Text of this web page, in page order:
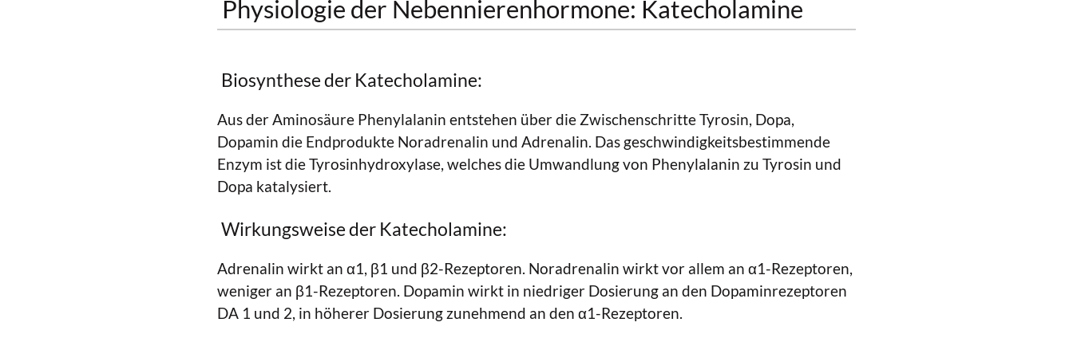
Physiologie der Nebennierenhormone: Katecholamine
Biosynthese der Katecholamine:
Aus der Aminosäure Phenylalanin entstehen über die Zwischenschritte Tyrosin, Dopa,
Dopamin die Endprodukte Noradrenalin und Adrenalin. Das geschwindigkeitsbestimmende
Enzym ist die Tyrosinhydroxylase, welches die Umwandlung von Phenylalanin zu Tyrosin und
Dopa katalysiert.
Wirkungsweise der Katecholamine:
Adrenalin wirkt an α1, β1 und β2-Rezeptoren. Noradrenalin wirkt vor allem an α1-Rezeptoren,
weniger an β1-Rezeptoren. Dopamin wirkt in niedriger Dosierung an den Dopaminrezeptoren
DA 1 und 2, in höherer Dosierung zunehmend an den α1-Rezeptoren.